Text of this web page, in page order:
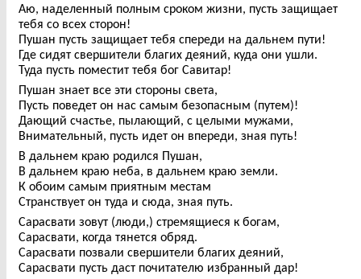
Аю, наделенный полным сроком жизни, пусть защищает
тебя со всех сторон!
Пушан пусть защищает тебя спереди на дальнем пути!
Где сидят свершители благих деяний, куда они ушли.
Туда пусть поместит тебя бог Савитар!
Пушан знает все эти стороны света,
Пусть поведет он нас самым безопасным (путем)!
Дающий счастье, пылающий, с целыми мужами,
Внимательный, пусть идет он впереди, зная путь!
В дальнем краю родился Пушан,
В дальнем краю неба, в дальнем краю земли.
К обоим самым приятным местам
Странствует он туда и сюда, зная путь.
Сарасвати зовут (люди,) стремящиеся к богам,
Сарасвати, когда тянется обряд.
Сарасвати позвали свершители благих деяний,
Сарасвати пусть даст почитателю избранный дар!